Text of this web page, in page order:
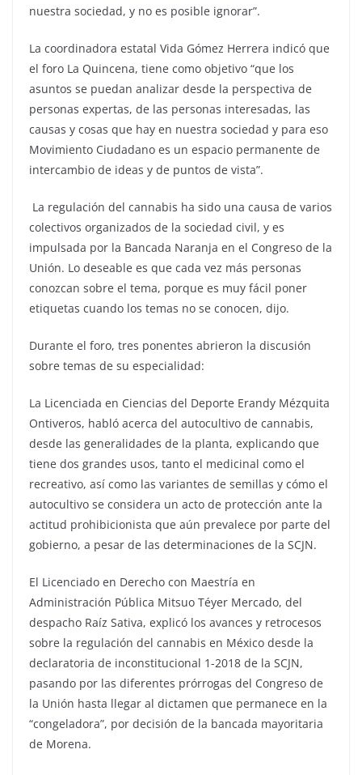
nuestra sociedad, y no es posible ignorar”.
La coordinadora estatal Vida Gómez Herrera indicó que
el foro La Quincena, tiene como objetivo “que los
asuntos se puedan analizar desde la perspectiva de
personas expertas, de las personas interesadas, las
causas y cosas que hay en nuestra sociedad y para eso
Movimiento Ciudadano es un espacio permanente de
intercambio de ideas y de puntos de vista”.
La regulación del cannabis ha sido una causa de varios
colectivos organizados de la sociedad civil, y es
impulsada por la Bancada Naranja en el Congreso de la
Unión. Lo deseable es que cada vez más personas
conozcan sobre el tema, porque es muy fácil poner
etiquetas cuando los temas no se conocen, dijo.
Durante el foro, tres ponentes abrieron la discusión
sobre temas de su especialidad:
La Licenciada en Ciencias del Deporte Erandy Mézquita
Ontiveros, habló acerca del autocultivo de cannabis,
desde las generalidades de la planta, explicando que
tiene dos grandes usos, tanto el medicinal como el
recreativo, así como las variantes de semillas y cómo el
autocultivo se considera un acto de protección ante la
actitud prohibicionista que aún prevalece por parte del
gobierno, a pesar de las determinaciones de la SCJN.
El Licenciado en Derecho con Maestría en
Administración Pública Mitsuo Téyer Mercado, del
despacho Raíz Sativa, explicó los avances y retrocesos
sobre la regulación del cannabis en México desde la
declaratoria de inconstitucional 1-2018 de la SCJN,
pasando por las diferentes prórrogas del Congreso de
la Unión hasta llegar al dictamen que permanece en la
“congeladora”, por decisión de la bancada mayoritaria
de Morena.